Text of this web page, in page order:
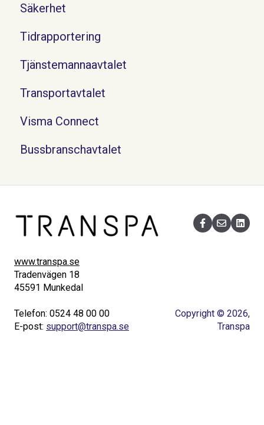
Säkerhet
Tidrapportering
Tjänstemannaavtalet
Transportavtalet
Visma Connect
Bussbranschavtalet
www.transpa.se
Tradenvägen 18
45591 Munkedal
Telefon: 0524 48 00 00
E-post: support@transpa.se
Copyright © 2026,
Transpa